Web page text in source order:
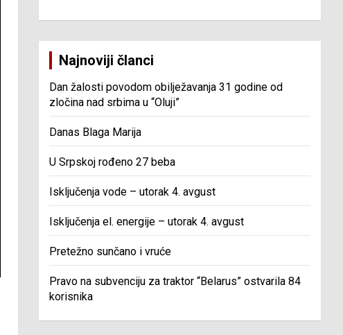
Najnoviji članci
Dan žalosti povodom obilježavanja 31 godine od
zločina nad srbima u “Oluji”
Danas Blaga Marija
U Srpskoj rođeno 27 beba
Isključenja vode – utorak 4. avgust
Isključenja el. energije – utorak 4. avgust
Pretežno sunčano i vruće
Pravo na subvenciju za traktor “Belarus” ostvarila 84
korisnika